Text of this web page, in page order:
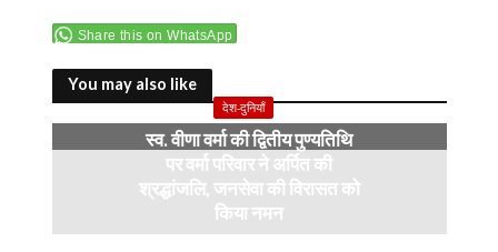
e
b
o
o
itt
er
p
y
Li
n
k
at
A
p
p
a
m
Share this on WhatsApp
You may also like
देश-दुनियाँ
स्व. वीणा वर्मा की द्वितीय पुण्यतिथि
पर वर्मा परिवार ने अर्पित की
श्रद्धांजलि, जनसेवा की विरासत को
किया नमन